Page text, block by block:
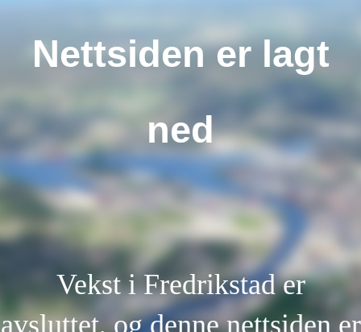
Nettsiden er lagt
ned
Vekst i Fredrikstad er
avsluttet, og denne nettsiden er